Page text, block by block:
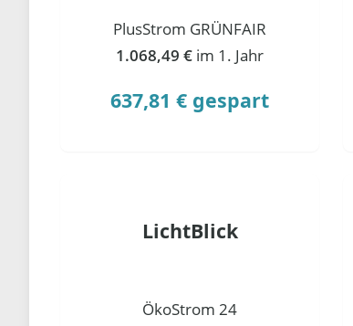
PlusStrom GRÜNFAIR
1.068,49 € im 1. Jahr
637,81 € gespart
LichtBlick
ÖkoStrom 24